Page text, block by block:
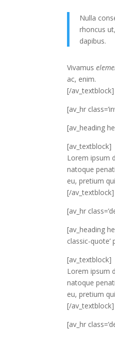
Nulla
rhoncus
dapibus.
Vivamus
ac, enim.
[/av_textblock]
[av_hr
[av_heading
[av_textblock]
Lorem ipsum
natoque
eu, pretium
[/av_textblock]
[av_hr
[av_heading
classic-quote’
[av_textblock]
Lorem ipsum
natoque
eu, pretium
[/av_textblock]
[av_hr